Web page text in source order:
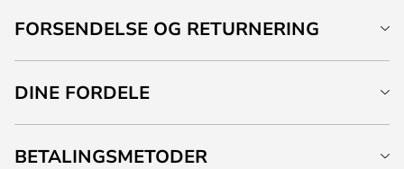
FORSENDELSE OG RETURNERING
DINE FORDELE
BETALINGSMETODER